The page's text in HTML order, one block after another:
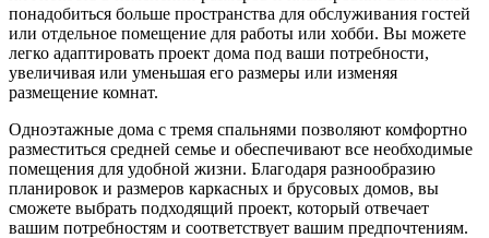
понадобиться больше пространства для обслуживания гостей
или отдельное помещение для работы или хобби. Вы можете
легко адаптировать проект дома под ваши потребности,
увеличивая или уменьшая его размеры или изменяя
размещение комнат.
Одноэтажные дома с тремя спальнями позволяют комфортно
разместиться средней семье и обеспечивают все необходимые
помещения для удобной жизни. Благодаря разнообразию
планировок и размеров каркасных и брусовых домов, вы
сможете выбрать подходящий проект, который отвечает
вашим потребностям и соответствует вашим предпочтениям.